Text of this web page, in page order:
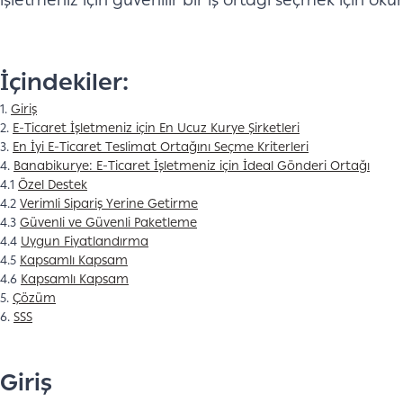
İçindekiler:
1. Giriş
2. E-Ticaret İşletmeniz için En Ucuz Kurye Şirketleri
3. En İyi E-Ticaret Teslimat Ortağını Seçme Kriterleri
4. Banabikurye: E-Ticaret İşletmeniz için İdeal Gönderi Ortağı
4.1 Özel Destek
4.2 Verimli Sipariş Yerine Getirme
4.3 Güvenli ve Güvenli Paketleme
4.4 Uygun Fiyatlandırma
4.5 Kapsamlı Kapsam
4.6 Kapsamlı Kapsam
5. Çözüm
6. SSS
Giriş